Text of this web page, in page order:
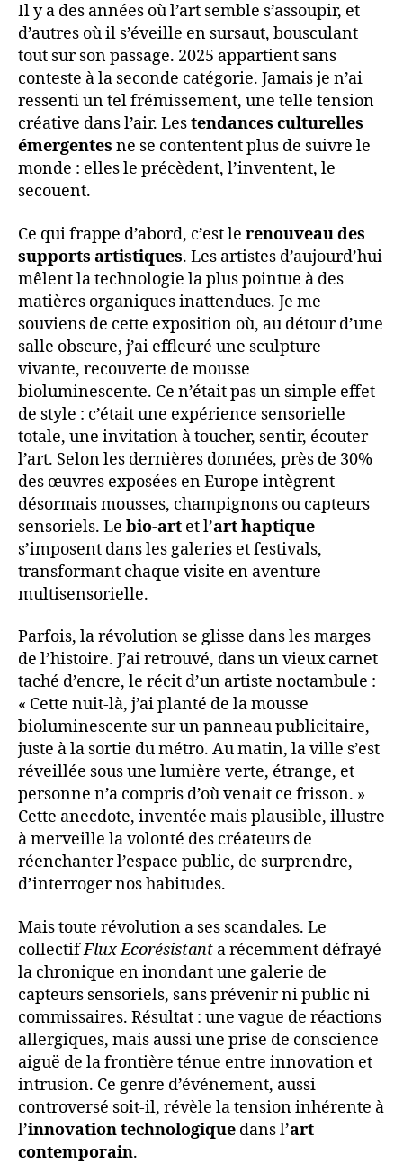
Il y a des années où l’art semble s’assoupir, et
d’autres où il s’éveille en sursaut, bousculant
tout sur son passage. 2025 appartient sans
conteste à la seconde catégorie. Jamais je n’ai
ressenti un tel frémissement, une telle tension
créative dans l’air. Lestendances culturelles
émergentes ne se contentent plus de suivre le
monde : elles le précèdent, l’inventent, le
secouent.
Ce qui frappe d’abord, c’est le renouveau des
supports artistiques. Les artistes d’aujourd’hui
mêlent la technologie la plus pointue à des
matières organiques inattendues. Je me
souviens de cette exposition où, au détour d’une
salle obscure, j’ai effleuré une sculpture
vivante, recouverte de mousse
bioluminescente. Ce n’était pas un simple effet
de style : c’était une expérience sensorielle
totale, une invitation à toucher, sentir, écouter
l’art. Selon les dernières données, près de 30%
des œuvres exposées en Europe intègrent
désormais mousses, champignons ou capteurs
sensoriels. Le bio-art et l’art haptique
s’imposent dans les galeries et festivals,
transformant chaque visite en aventure
multisensorielle.
Parfois, la révolution se glisse dans les marges
de l’histoire. J’ai retrouvé, dans un vieux carnet
taché d’encre, le récit d’un artiste noctambule :
« Cette nuit-là, j’ai planté de la mousse
bioluminescente sur un panneau publicitaire,
juste à la sortie du métro. Au matin, la ville s’est
réveillée sous une lumière verte, étrange, et
personne n’a compris d’où venait ce frisson. »
Cette anecdote, inventée mais plausible, illustre
à merveille la volonté des créateurs de
réenchanter l’espace public, de surprendre,
d’interroger nos habitudes.
Mais toute révolution a ses scandales. Le
collectifFlux Ecorésistant a récemment défrayé
la chronique en inondant une galerie de
capteurs sensoriels, sans prévenir ni public ni
commissaires. Résultat : une vague de réactions
allergiques, mais aussi une prise de conscience
aiguë de la frontière ténue entre innovation et
intrusion. Ce genre d’événement, aussi
controversé soit-il, révèle la tension inhérente à
l’innovation technologique dans l’art
contemporain.